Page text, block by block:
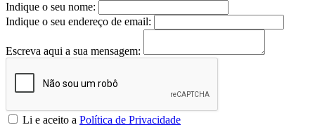
Indique o seu nome:
Indique o seu endereço de email:
Escreva aqui a sua mensagem:
Li e aceito a Política de Privacidade